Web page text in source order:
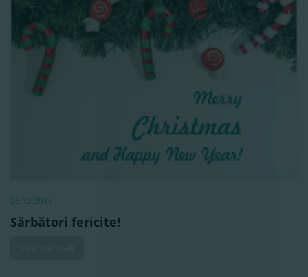
26.12.2018
Sărbători fericite!